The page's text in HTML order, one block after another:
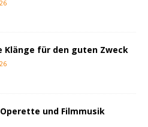
Klänge für den guten Zweck
und Filmmusik